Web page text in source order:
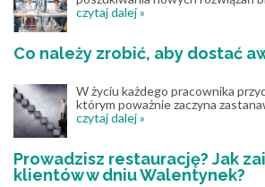
czytaj dalej »
Co należy zrobić, aby dostać
W życiu każdego pracownika
którym poważnie zaczyna
czytaj dalej »
Prowadzisz restaurację? Jak
klientów w dniu Walentynek?